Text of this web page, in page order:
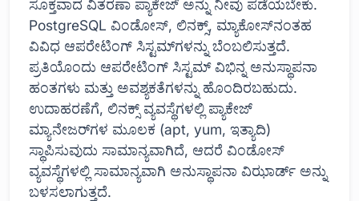
ಸೂಕ್ತವಾದ ವಿತರಣಾ ಪ್ಯಾಕೇಜ್ ಅನ್ನು ನೀವು ಪಡೆಯಬೇಕು.
PostgreSQL ವಿಂಡೋಸ್, ಲಿನಕ್ಸ್, ಮ್ಯಾಕೋಸ್‌ನಂತಹ
ವಿವಿಧ ಆಪರೇಟಿಂಗ್ ಸಿಸ್ಟಮ್‌ಗಳನ್ನು ಬೆಂಬಲಿಸುತ್ತದೆ.
ಪ್ರತಿಯೊಂದು ಆಪರೇಟಿಂಗ್ ಸಿಸ್ಟಮ್ ವಿಭಿನ್ನ ಅನುಸ್ಥಾಪನಾ
ಹಂತಗಳು ಮತ್ತು ಅವಶ್ಯಕತೆಗಳನ್ನು ಹೊಂದಿರಬಹುದು.
ಉದಾಹರಣೆಗೆ, ಲಿನಕ್ಸ್ ವ್ಯವಸ್ಥೆಗಳಲ್ಲಿ ಪ್ಯಾಕೇಜ್
ಮ್ಯಾನೇಜರ್‌ಗಳ ಮೂಲಕ (apt, yum, ಇತ್ಯಾದಿ)
ಸ್ಥಾಪಿಸುವುದು ಸಾಮಾನ್ಯವಾಗಿದೆ, ಆದರೆ ವಿಂಡೋಸ್
ವ್ಯವಸ್ಥೆಗಳಲ್ಲಿ ಸಾಮಾನ್ಯವಾಗಿ ಅನುಸ್ಥಾಪನಾ ವಿಝಾರ್ಡ್ ಅನ್ನು
ಬಳಸಲಾಗುತ್ತದೆ.